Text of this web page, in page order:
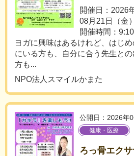
開催日：2026
08月21日（金）
開催時間：
ヨガに興味はあるけれど、はじ
にいる方も、自分に合う先生と
方も...
NPO法人スマイルかまた
公開日：2026年
健康・医療
ろっ骨エク